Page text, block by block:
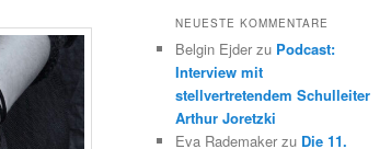
NEUESTE KOMMENTARE
Belgin Ejder zu Podcast:
Interview mit
stellvertretendem Schulleiter
Arthur Joretzki
Eva Rademaker zu Die 11.